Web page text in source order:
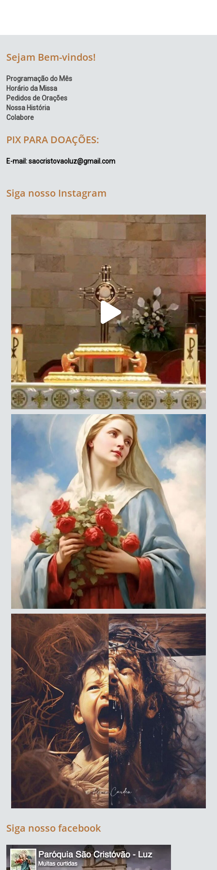
Sejam Bem-vindos!
Programação do Mês
Horário da Missa
Pedidos de Orações
Nossa História
Colabore
PIX PARA DOAÇÕES:
E-mail: saocristovaoluz@gmail.com
Siga nosso Instagram
Siga nosso facebook